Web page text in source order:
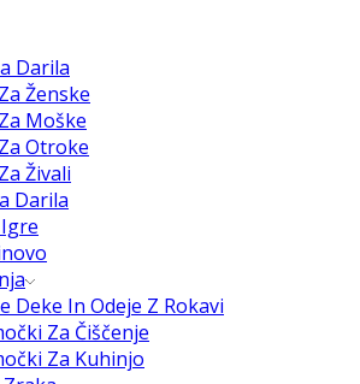
Darila
Ženske
Moške
Otroke
Živali
Darila
Deke In Odeje Z Rokavi
Za Čiščenje
Za Kuhinjo